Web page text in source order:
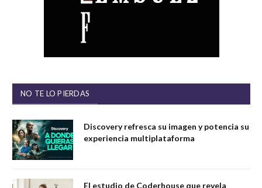
NO TE LO PIERDAS
Discovery refresca su imagen y potencia su
experiencia multiplataforma
El estudio de Coderhouse que revela